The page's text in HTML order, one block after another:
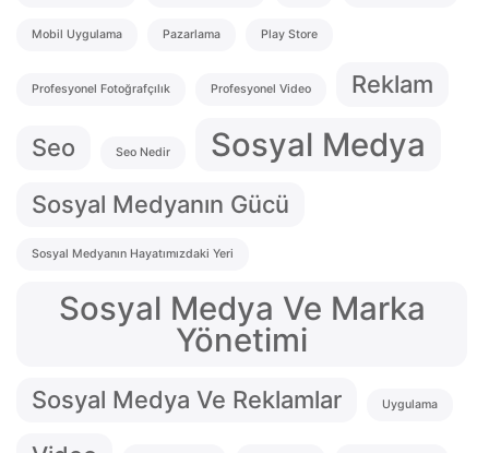
Mobil Uygulama Pazarlama Play Store
Profesyonel Fotoğrafçılık Profesyonel Video Reklam
Seo Seo Nedir Sosyal Medya
Sosyal Medyanın Gücü
Sosyal Medyanın Hayatımızdaki Yeri
Sosyal Medya Ve Marka
Yönetimi
Sosyal Medya Ve Reklamlar Uygulama